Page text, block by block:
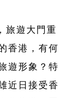
旅遊大門重
香港，有何
遊形象？特
近日接受香